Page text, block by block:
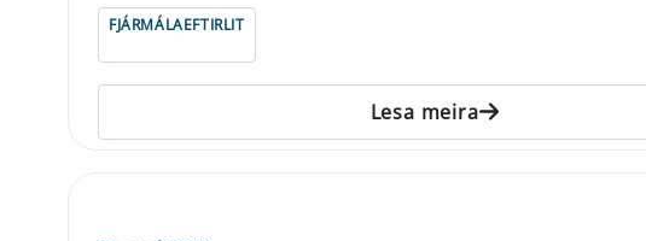
FJÁRMÁLAEFTIRLIT
Lesa meira